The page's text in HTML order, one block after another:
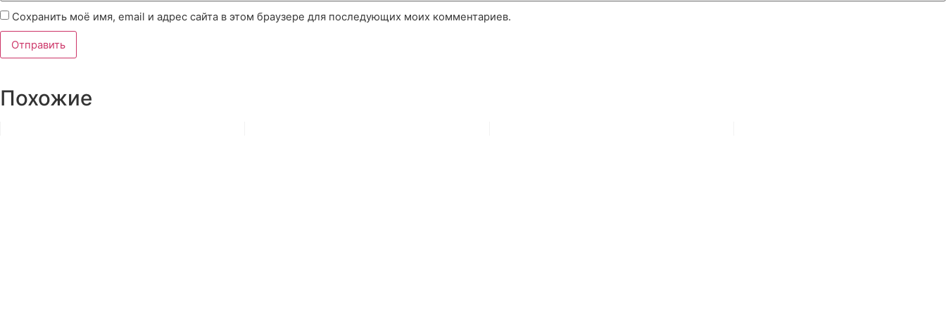
Сохранить моё имя, email и адрес сайта в этом браузере для последующих моих комментариев.
Похожие